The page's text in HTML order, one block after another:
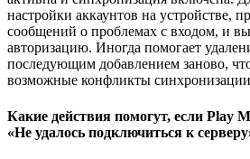
настройки аккаунтов на устройстве,
сообщений о проблемах с входом, и
авторизацию. Иногда помогает
последующим добавлением заново,
возможные конфликты
Какие действия помогут, если Play
«Не удалось подключиться к